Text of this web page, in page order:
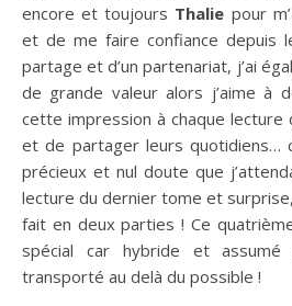
encore et toujours Thalie pour
et de me faire confiance depuis
partage et d’un partenariat, j’ai
de grande valeur alors j’aime à
cette impression à chaque
et de partager leurs quotidiens…
précieux et nul doute que
lecture du dernier tome et
fait en deux parties ! Ce
spécial car hybride et assumé
transporté au delà du possible !